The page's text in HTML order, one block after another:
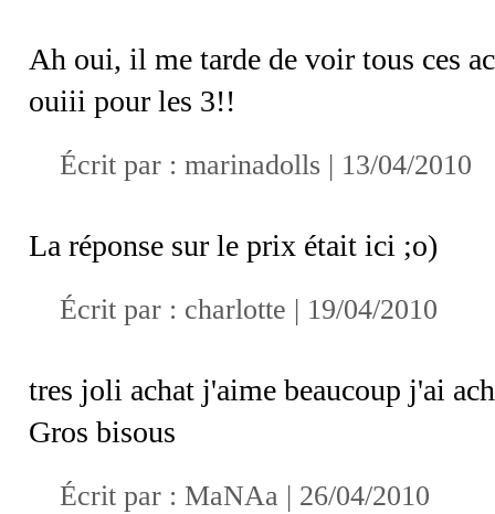
Ah oui, il me tarde de voir tous ces
ouiii pour les 3!!
Écrit par : marinadolls | 13/04/2010
La réponse sur le prix était ici ;o)
Écrit par : charlotte | 19/04/2010
tres joli achat j'aime beaucoup j'ai
Gros bisous
Écrit par : MaNAa | 26/04/2010